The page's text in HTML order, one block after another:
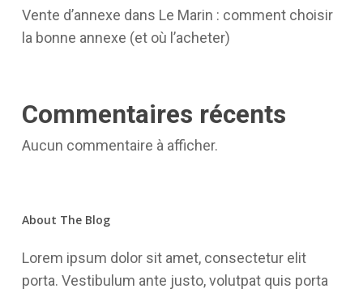
Vente d’annexe dans Le Marin : comment choisir
la bonne annexe (et où l’acheter)
Commentaires récents
Aucun commentaire à afficher.
About The Blog
Lorem ipsum dolor sit amet, consectetur elit
porta. Vestibulum ante justo, volutpat quis porta